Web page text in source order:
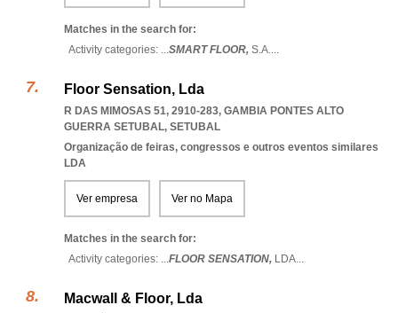
Matches in the search for:
Activity categories: ...SMART FLOOR, S.A....
Floor Sensation, Lda
R DAS MIMOSAS 51, 2910-283, GAMBIA PONTES ALTO
GUERRA SETUBAL, SETUBAL
Organização de feiras, congressos e outros eventos similares
LDA
Ver empresa Ver no Mapa
Matches in the search for:
Activity categories: ...FLOOR SENSATION, LDA...
Macwall & Floor, Lda